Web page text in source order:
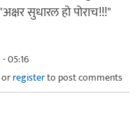
सुधारल हो पोराच!!!"
05:16
orregisterto post comments